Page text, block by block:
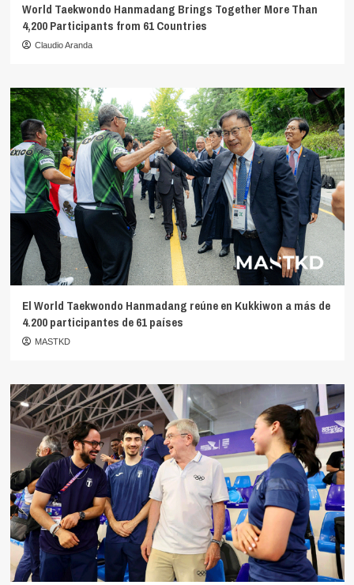
World Taekwondo Hanmadang Brings Together More Than
4,200 Participants from 61 Countries
Claudio Aranda
El World Taekwondo Hanmadang reúne en Kukkiwon a más de
4.200 participantes de 61 países
MASTKD